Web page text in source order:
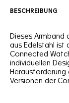
BESCHREIBUNG
Dieses Armband
aus Edelstahl ist
Connected
individuellen
Herausforderung
Versionen der